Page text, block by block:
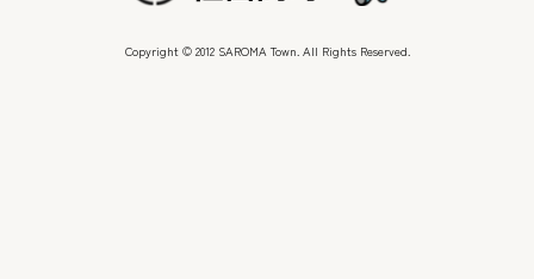
Copyright © 2012 SAROMA Town. All Rights Reserved.